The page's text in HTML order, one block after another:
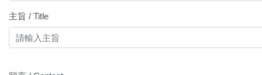
主旨 / Title